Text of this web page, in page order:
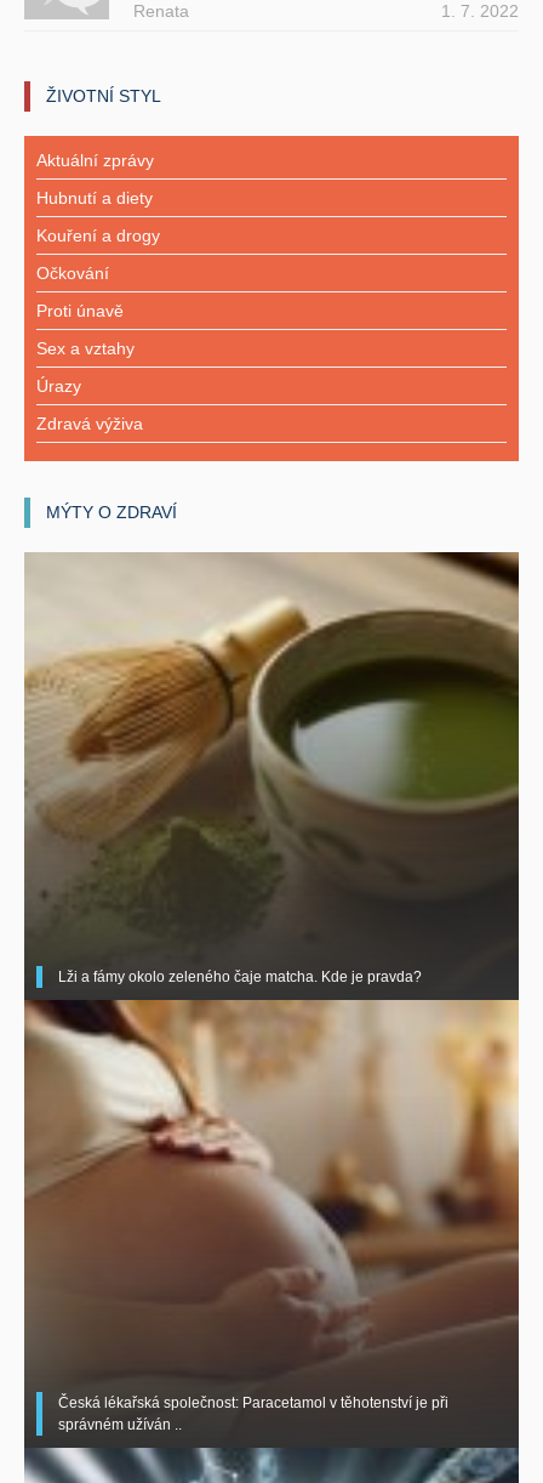
Renata 1. 7. 2022
ŽIVOTNÍ STYL
Aktuální zprávy
Hubnutí a diety
Kouření a drogy
Očkování
Proti únavě
Sex a vztahy
Úrazy
Zdravá výživa
MÝTY O ZDRAVÍ
Lži a fámy okolo zeleného čaje matcha. Kde je pravda?
Česká lékařská společnost: Paracetamol v těhotenství je při
správném užíván ..